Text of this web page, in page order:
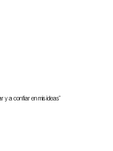
y a confiar en mis ideas”